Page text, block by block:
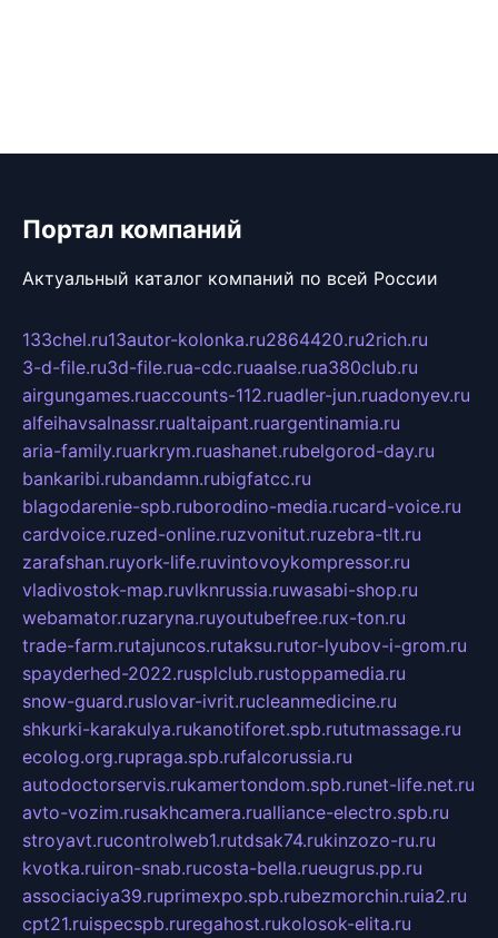
Портал компаний
Актуальный каталог компаний по всей России
133chel.ru13autor-kolonka.ru2864420.ru2rich.ru
3-d-file.ru3d-file.rua-cdc.ruaalse.rua380club.ru
airgungames.ruaccounts-112.ruadler-jun.ruadonyev.ru
alfeihavsalnassr.rualtaipant.ruargentinamia.ru
aria-family.ruarkrym.ruashanet.rubelgorod-day.ru
bankaribi.rubandamn.rubigfatcc.ru
blagodarenie-spb.ruborodino-media.rucard-voice.ru
cardvoice.ruzed-online.ruzvonitut.ruzebra-tlt.ru
zarafshan.ruyork-life.ruvintovoykompressor.ru
vladivostok-map.ruvlknrussia.ruwasabi-shop.ru
webamator.ruzaryna.ruyoutubefree.rux-ton.ru
trade-farm.rutajuncos.rutaksu.rutor-lyubov-i-grom.ru
spayderhed-2022.rusplclub.rustoppamedia.ru
snow-guard.ruslovar-ivrit.rucleanmedicine.ru
shkurki-karakulya.rukanotiforet.spb.rututmassage.ru
ecolog.org.rupraga.spb.rufalcorussia.ru
autodoctorservis.rukamertondom.spb.runet-life.net.ru
avto-vozim.rusakhcamera.rualliance-electro.spb.ru
stroyavt.rucontrolweb1.rutdsak74.rukinzozo-ru.ru
kvotka.ruiron-snab.rucosta-bella.rueugrus.pp.ru
associaciya39.ruprimexpo.spb.rubezmorchin.ruia2.ru
cpt21.ruispecspb.ruregahost.rukolosok-elita.ru